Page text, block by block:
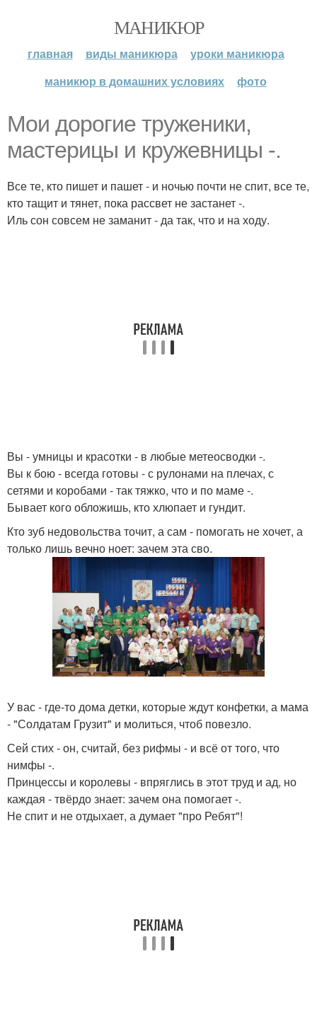
МАНИКЮР
главная виды маникюра
уроки маникюра
маникюр в домашних условиях
фото
Мои дорогие труженики,
мастерицы и кружевницы -.
Все те, кто пишет и пашет - и ночью почти не спит, все те,
кто тащит и тянет, пока рассвет не застанет -.
Иль сон совсем не заманит - да так, что и на ходу.
Вы - умницы и красотки - в любые метеосводки -.
Вы к бою - всегда готовы - с рулонами на плечах, с
сетями и коробами - так тяжко, что и по маме -.
Бывает кого обложишь, кто хлюпает и гундит.
Кто зуб недовольства точит, а сам - помогать не хочет, а
только лишь вечно ноет: зачем эта сво.
У вас - где-то дома детки, которые ждут конфетки, а мама
- "Солдатам Грузит" и молиться, чтоб повезло.
Сей стих - он, считай, без рифмы - и всё от того, что
нимфы -.
Принцессы и королевы - впряглись в этот труд и ад, но
каждая - твёрдо знает: зачем она помогает -.
Не спит и не отдыхает, а думает "про Ребят"!